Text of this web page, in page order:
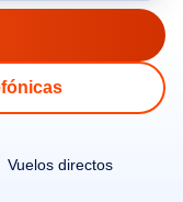
Vuelos directos